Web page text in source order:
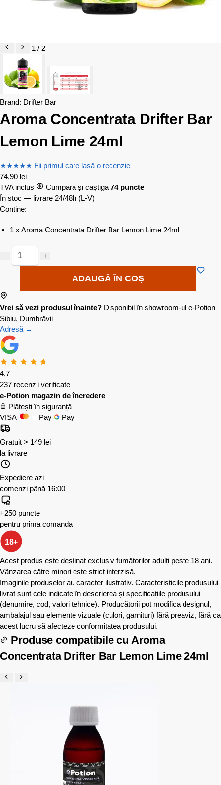
1 / 2
Brand: Drifter Bar
Aroma Concentrata Drifter Bar
Lemon Lime 24ml
★★★★★ Fii primul care lasă o recenzie
74,90 lei
TVA inclus
Cumpără și câștigă 74 puncte
În stoc — livrare 24/48h (L-V)
Contine:
1 x Aroma Concentrata Drifter Bar Lemon Lime 24ml
− +
ADAUGĂ ÎN COȘ
Vrei să vezi produsul înainte? Disponibil în showroom-ul e-Potion
Sibiu, Dumbrăvii
Adresă →
4,7
237 recenzii verificate
e-Potion magazin de încredere
Plătești în siguranță
VISA
Pay Pay
Gratuit > 149 lei
la livrare
Expediere azi
comenzi până 16:00
+250 puncte
pentru prima comanda
18+
Acest produs este destinat exclusiv fumătorilor adulți peste 18 ani.
Vânzarea către minori este strict interzisă.
Imaginile produselor au caracter ilustrativ. Caracteristicile produsului
livrat sunt cele indicate în descrierea și specificațiile produsului
(denumire, cod, valori tehnice). Producătorii pot modifica designul,
ambalajul sau elemente vizuale (culori, garnituri) fără preaviz, fără ca
acest lucru să afecteze conformitatea produsului.
Produse compatibile cu Aroma
Concentrata Drifter Bar Lemon Lime 24ml